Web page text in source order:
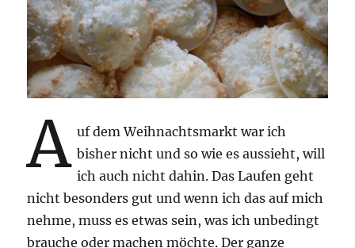
A uf dem Weihnachtsmarkt war ich
bisher nicht und so wie es aussieht, will
ich auch nicht dahin. Das Laufen geht
nicht besonders gut und wenn ich das auf mich
nehme, muss es etwas sein, was ich unbedingt
brauche oder machen möchte. Der ganze